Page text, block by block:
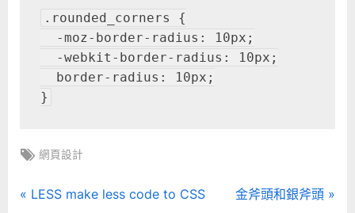
中
.rounded_corners {
}
Tags:
網頁設計
文
P
LESS make less code to CSS
N
金斧頭和銀斧頭